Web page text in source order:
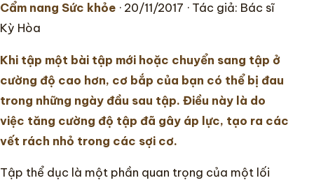
Hướng dẫn
Tin tức
Cẩm nang Sức khỏe · 20/11/2017 · Tác giả: Bác sĩ
Kỳ Hòa
Khi tập một bài tập mới hoặc chuyển sang tập ở
cường độ cao hơn, cơ bắp của bạn có thể bị đau
trong những ngày đầu sau tập. Điều này là do
việc tăng cường độ tập đã gây áp lực, tạo ra các
vết rách nhỏ trong các sợi cơ.
Tập thể dục là một phần quan trọng của một lối